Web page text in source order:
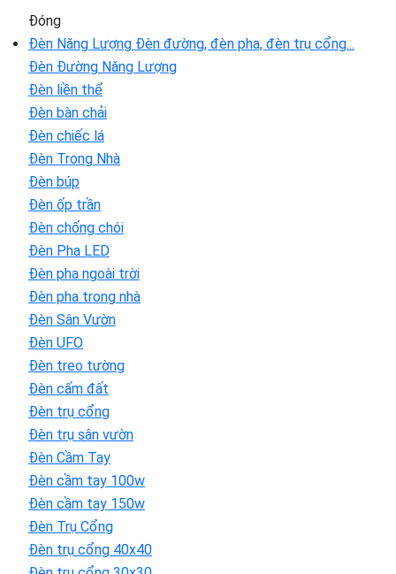
Đóng
Đèn Năng Lượng Đèn đường, đèn pha, đèn trụ cổng...
Đèn Đường Năng Lượng
Đèn liền thể
Đèn bàn chải
Đèn chiếc lá
Đèn Trong Nhà
Đèn búp
Đèn ốp trần
Đèn chống chói
Đèn Pha LED
Đèn pha ngoài trời
Đèn pha trong nhà
Đèn Sân Vườn
Đèn UFO
Đèn treo tường
Đèn cấm đất
Đèn trụ cổng
Đèn trụ sân vườn
Đèn Cầm Tay
Đèn cầm tay 100w
Đèn cầm tay 150w
Đèn Trụ Cổng
Đèn trụ cổng 40x40